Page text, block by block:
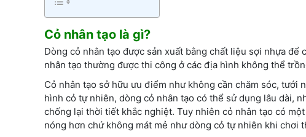
Cỏ nhân tạo là gì?
Dòng cỏ nhân tạo được sản xuất bằng chất liệu sợi nhựa
nhân tạo thường được thi công ở các địa hình không thể
Cỏ nhân tạo sở hữu ưu điểm như không cần chăm sóc,
hình cỏ tự nhiên, dòng cỏ nhân tạo có thể sử dụng lâu dài,
chống lại thời tiết khắc nghiệt. Tuy nhiên cỏ nhân tạo có
nóng hơn chứ không mát mẻ như dòng cỏ tự nhiên khi chơi